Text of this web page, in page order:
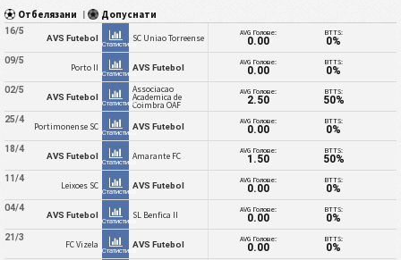
Отбелязани |
Допуснати
16/5
AVS Futebol
СтатистикаSC Uniao Torreense AVG Голове:
0.00
BTTS:
0%
09/5
Porto II Статистика
AVS Futebol
AVG Голове:
0.00
BTTS:
0%
02/5
AVS Futebol
Статистика
Associacao
Academica de
Coimbra OAF
AVG Голове:
2.50
BTTS:
50%
25/4
Portimonense SC Статистика
AVS Futebol
AVG Голове:
0.00
BTTS:
0%
18/4
AVS Futebol
СтатистикаAmarante FC AVG Голове:
1.50
BTTS:
50%
11/4
Leixoes SC Статистика
AVS Futebol
AVG Голове:
0.00
BTTS:
0%
04/4
AVS Futebol
СтатистикаSL Benfica II AVG Голове:
0.00
BTTS:
0%
21/3
FC Vizela Статистика
AVS Futebol
AVG Голове:
0.00
BTTS:
0%